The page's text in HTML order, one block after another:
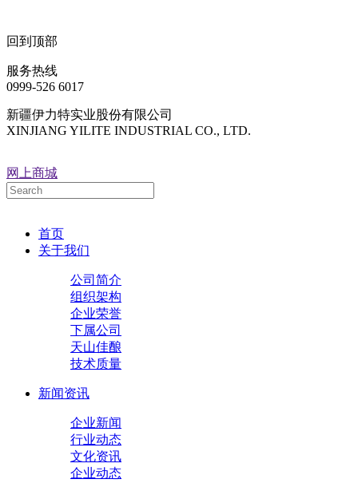
回到顶部
服务热线
0999-526 6017
新疆伊力特实业股份有限公司
XINJIANG YILITE INDUSTRIAL CO., LTD.
网上商城
首页
关于我们
公司简介
组织架构
企业荣誉
下属公司
天山佳酿
技术质量
新闻资讯
企业新闻
行业动态
文化资讯
企业动态